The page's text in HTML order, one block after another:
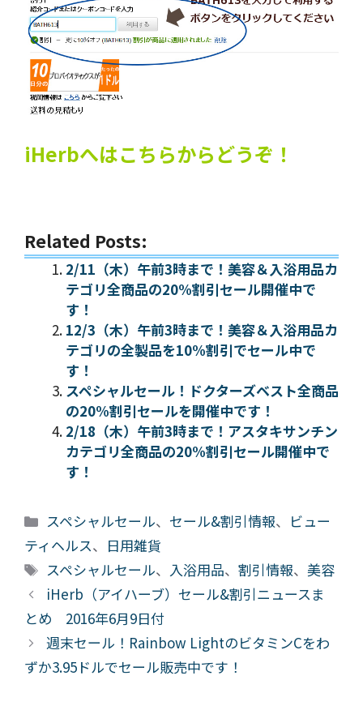
iHerbへはこちらからどうぞ！
Related Posts:
2/11（木）午前3時まで！美容＆入浴用品カ
テゴリ全商品の20%割引セール開催中で
す！
12/3（木）午前3時まで！美容＆入浴用品カ
テゴリの全製品を10%割引でセール中で
す！
スペシャルセール！ドクターズベスト全商品
の20%割引セールを開催中です！
2/18（木）午前3時まで！アスタキサンチン
カテゴリ全商品の20%割引セール開催中で
す！
カ
テ
リ
ー
スペシャルセール、 セール&割引情報、 ビュー
ティヘルス、 日用雑貨
タ
グ
スペシャルセール、 入浴用品、割引情報、美容
iHerb（アイハーブ）セール&割引ニュースま
とめ 2016年6月9日付
週末セール！Rainbow LightのビタミンCをわ
ずか3.95ドルでセール販売中です！